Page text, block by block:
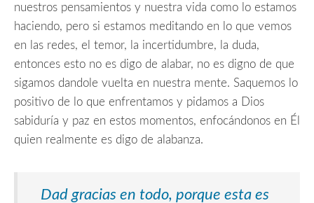
nuestros pensamientos y nuestra vida como lo estamos
haciendo, pero si estamos meditando en lo que vemos
en las redes, el temor, la incertidumbre, la duda,
entonces esto no es digo de alabar, no es digno de que
sigamos dandole vuelta en nuestra mente. Saquemos lo
positivo de lo que enfrentamos y pidamos a Dios
sabiduría y paz en estos momentos, enfocándonos en Él
quien realmente es digo de alabanza.
Dad gracias en todo, porque esta es